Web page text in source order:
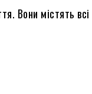
Вони містять